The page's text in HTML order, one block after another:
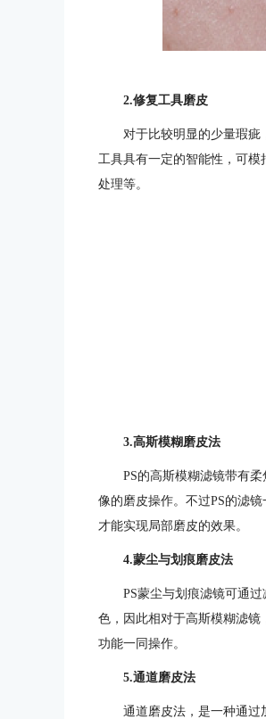
2.修复工具磨皮
对于比较明显的少量瑕疵
工具具有一定的智能性，可
处理等。
3.高斯模糊磨皮法
PS的高斯模糊滤镜带有
像的磨皮操作。不过PS的滤
才能实现局部磨皮的效果。
4.蒙尘与划痕磨皮法
PS蒙尘与划痕滤镜可通
色，因此相对于高斯模糊滤
功能一同操作。
5.通道磨皮法
通道磨皮法，是一种通过